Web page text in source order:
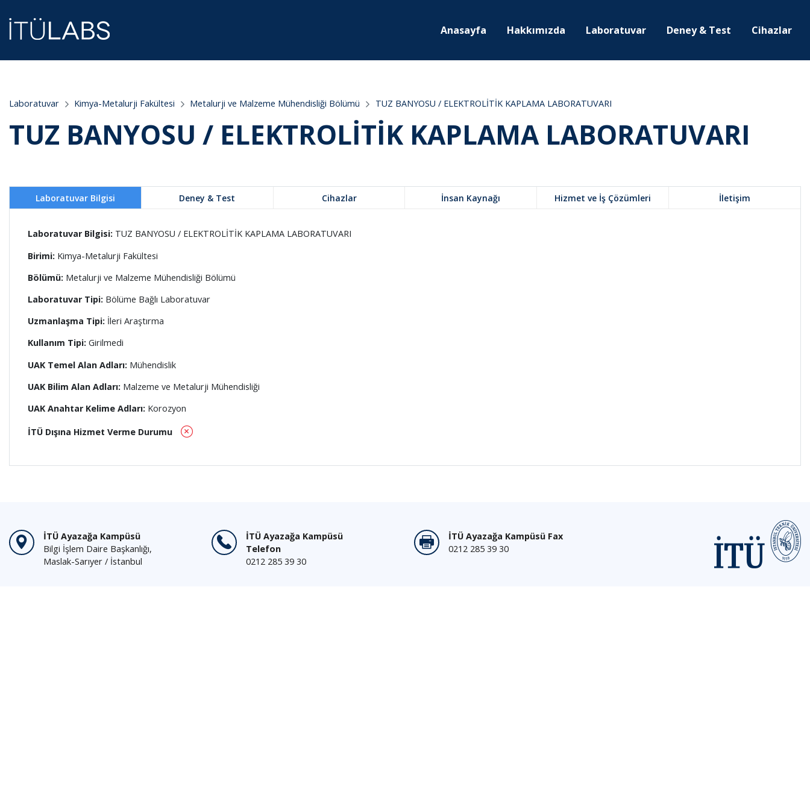
Anasayfa Hakkımızda Laboratuvar Deney & Test Cihazlar
Laboratuvar Kimya-Metalurji Fakültesi Metalurji ve Malzeme Mühendisliği Bölümü TUZ BANYOSU / ELEKTROLİTİK KAPLAMA LABORATUVARI
TUZ BANYOSU / ELEKTROLİTİK KAPLAMA LABORATUVARI
Laboratuvar Bilgisi Deney & Test Cihazlar İnsan Kaynağı Hizmet ve İş Çözümleri İletişim
Laboratuvar Bilgisi: TUZ BANYOSU / ELEKTROLİTİK KAPLAMA LABORATUVARI
Birimi: Kimya-Metalurji Fakültesi
Bölümü: Metalurji ve Malzeme Mühendisliği Bölümü
Laboratuvar Tipi: Bölüme Bağlı Laboratuvar
Uzmanlaşma Tipi: İleri Araştırma
Kullanım Tipi: Girilmedi
UAK Temel Alan Adları: Mühendislik
UAK Bilim Alan Adları: Malzeme ve Metalurji Mühendisliği
UAK Anahtar Kelime Adları: Korozyon
İTÜ Dışına Hizmet Verme Durumu
İTÜ Ayazağa Kampüsü
Bilgi İşlem Daire Başkanlığı,
Maslak-Sarıyer / İstanbul
İTÜ Ayazağa Kampüsü
Telefon
0212 285 39 30
İTÜ Ayazağa Kampüsü Fax
0212 285 39 30